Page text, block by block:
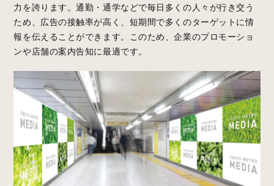
力を誇ります。通勤・通学などで毎日多くの人々が行き交う
ため、広告の接触率が高く、短期間で多くのターゲットに情
報を伝えることができます。このため、企業のプロモーショ
ンや店舗の案内告知に最適です。